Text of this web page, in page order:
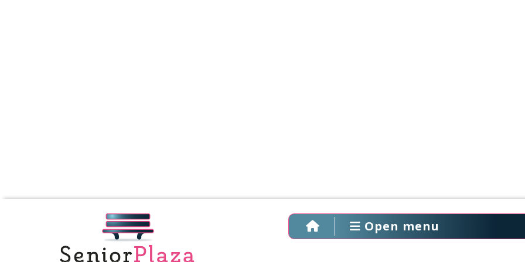
Open menu